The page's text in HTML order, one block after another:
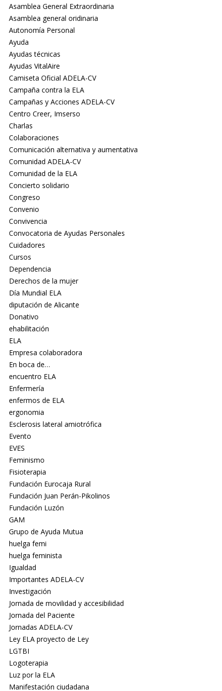
Asamblea General Extraordinaria
Asamblea general oridinaria
Autonomía Personal
Ayuda
Ayudas técnicas
Ayudas VitalAire
Camiseta Oficial ADELA-CV
Campaña contra la ELA
Campañas y Acciones ADELA-CV
Centro Creer, Imserso
Charlas
Colaboraciones
Comunicación alternativa y aumentativa
Comunidad ADELA-CV
Comunidad de la ELA
Concierto solidario
Congreso
Convenio
Convivencia
Convocatoria de Ayudas Personales
Cuidadores
Cursos
Dependencia
Derechos de la mujer
Día Mundial ELA
diputación de Alicante
Donativo
ehabilitación
ELA
Empresa colaboradora
En boca de…
encuentro ELA
Enfermería
enfermos de ELA
ergonomia
Esclerosis lateral amiotrófica
Evento
EVES
Feminismo
Fisioterapia
Fundación Eurocaja Rural
Fundación Juan Perán-Pikolinos
Fundación Luzón
GAM
Grupo de Ayuda Mutua
huelga femi
huelga feminista
Igualdad
Importantes ADELA-CV
Investigación
Jornada de movilidad y accesibilidad
Jornada del Paciente
Jornadas ADELA-CV
Ley ELA proyecto de Ley
LGTBI
Logoterapia
Luz por la ELA
Manifestación ciudadana